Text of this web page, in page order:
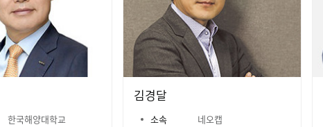
한국해양대학교
김경달
소속
네오캡